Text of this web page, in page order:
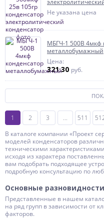
Не указана цена
МБГЧ-1 500В 4мкф
металлобумажный
Цена:
321.30 руб.
1 2 3 ... 511
В каталоге компании «Проект
моделей конденсаторов
техническими
исходя из характера
вам подобрать подходящее
подробную консультацию по
Основные разновидности
Представленные в нашем
на ряд групп в зависимости от
факторов.